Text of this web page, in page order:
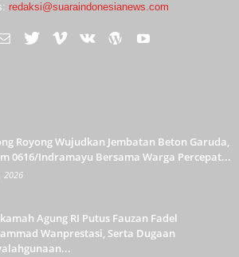
redaksi@suaraindonesianews.com
Royong Wujudkan Jembatan Beton Garuda,
0616/Indramayu Bersama Warga Percepat...
2026
Agung RI Putus Fauzan Fadel
Wanprestasi, Serta Dugaan